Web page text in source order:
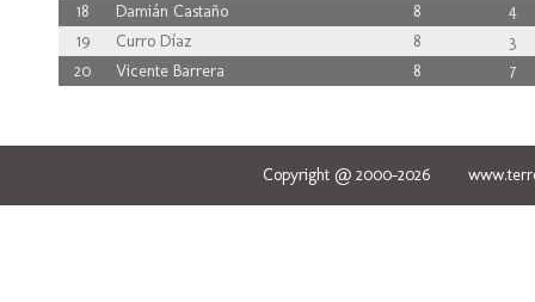
18
Damián Castaño 8
4
19
Curro Díaz 8
3
20
Vicente Barrera 8 7
Copyright @ 2000-2026